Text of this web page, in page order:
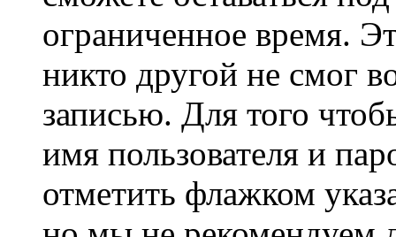
ограниченное время.
никто другой не смог
записью. Для того
имя пользователя и
отметить флажком